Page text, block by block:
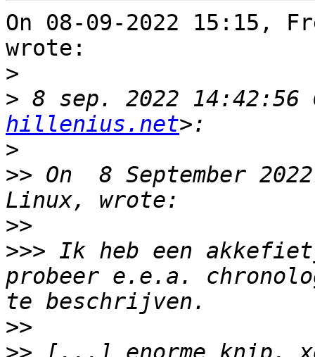
On 08-09-2022 15:15,
wrote:
>
> 8 sep. 2022
hillenius.net
>
>> On  8 September
>>
>>> Ik heb een
probeer e.e.a.
>>